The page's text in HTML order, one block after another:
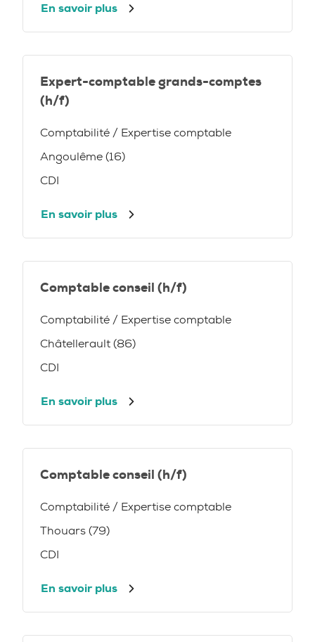
En savoir plus
Expert-comptable grands-comptes
(h/f)
Comptabilité / Expertise comptable
Angoulême (16)
CDI
En savoir plus
Comptable conseil (h/f)
Comptabilité / Expertise comptable
Châtellerault (86)
CDI
En savoir plus
Comptable conseil (h/f)
Comptabilité / Expertise comptable
Thouars (79)
CDI
En savoir plus